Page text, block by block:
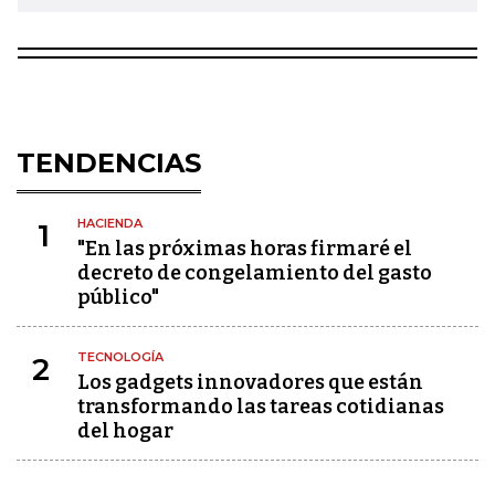
TENDENCIAS
1 HACIENDA
"En las próximas horas firmaré el
decreto de congelamiento del gasto
público"
2 TECNOLOGÍA
Los gadgets innovadores que están
transformando las tareas cotidianas
del hogar